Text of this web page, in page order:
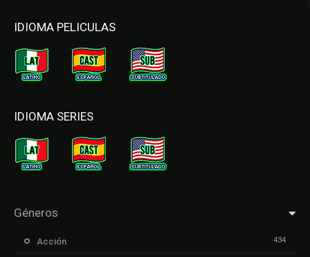
IDIOMA PELICULAS
IDIOMA SERIES
Géneros
Acción 434